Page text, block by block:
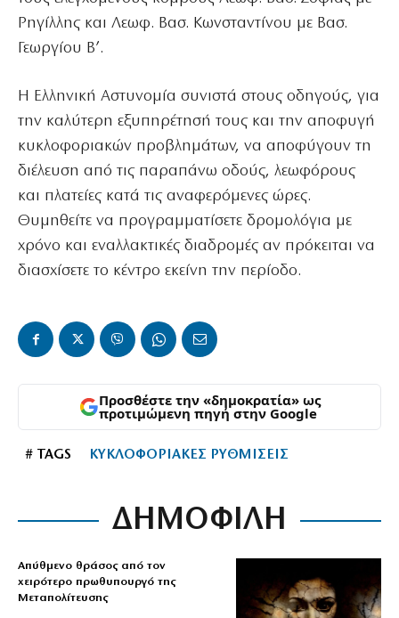
Ρηγίλλης και Λεωφ. Βασ. Κωνσταντίνου με Βασ.
Γεωργίου Β’.
Η Ελληνική Αστυνομία συνιστά στους οδηγούς, για
την καλύτερη εξυπηρέτησή τους και την αποφυγή
κυκλοφοριακών προβλημάτων, να αποφύγουν τη
διέλευση από τις παραπάνω οδούς, λεωφόρους
και πλατείες κατά τις αναφερόμενες ώρες.
Θυμηθείτε να προγραμματίσετε δρομολόγια με
χρόνο και εναλλακτικές διαδρομές αν πρόκειται να
διασχίσετε το κέντρο εκείνη την περίοδο.
Προσθέστε την «δημοκρατία» ως
προτιμώμενη πηγή στην Google
# TAGS ΚΥΚΛΟΦΟΡΙΑΚΕΣ ΡΥΘΜΙΣΕΙΣ
ΔΗΜΟΦΙΛΗ
Απύθμενο θράσος από τον
χειρότερο πρωθυπουργό της
Μεταπολίτευσης